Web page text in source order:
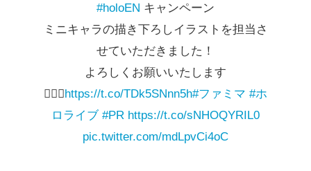
コーラアップ
ラムネアップ
明治
果汁グミ 弾力プラス い
ちご
243円
#holoEN キャンペーン
ミニキャラの描き下ろしイラストを担当さ
せていただきました！
よろしくお願いいたします
🙇‍♂️✨https://t.co/TDk5SNnn5h#ファミマ #ホ
ロライブ #PR https://t.co/sNHOQYRIL0
pic.twitter.com/mdLpvCi4oC